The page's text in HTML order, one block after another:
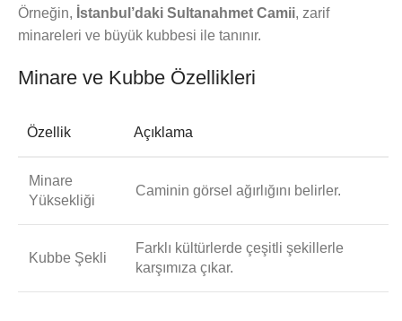
Örneğin, İstanbul’daki Sultanahmet Camii, zarif
minareleri ve büyük kubbesi ile tanınır.
Minare ve Kubbe Özellikleri
Özellik Açıklama
Minare
Yüksekliği
Caminin görsel ağırlığını belirler.
Kubbe Şekli
Farklı kültürlerde çeşitli şekillerle
karşımıza çıkar.